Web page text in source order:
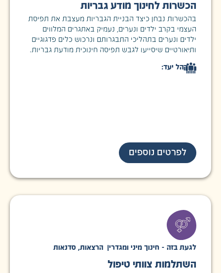
הכשרות לחינוך מודע גבריות
בהכשרות נבחן כיצד הבניית הגבריות מעצבת את תפיסת
העצמי בקרב ילדים ונערים, נעמיק באתגרים המלווים
ילדים ונערים בתהליכי התבגרותם ונרכוש כלים פדגוגיים
ותיאורטיים שיסייעו לגבש תפיסה חינוכית מודעת גבריות.
קהל יעד:
לפרטים נוספים
לגעת בזה - חינוך מיני ומגדרי הרצאות, סדנאות
השתלמות צוותי טיפול